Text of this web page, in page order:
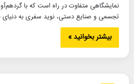
نمایشگاهی متفاوت در راه است که با
تجسمی و صنایع دستی، نوید سفری به
بیشتر بخوانید »